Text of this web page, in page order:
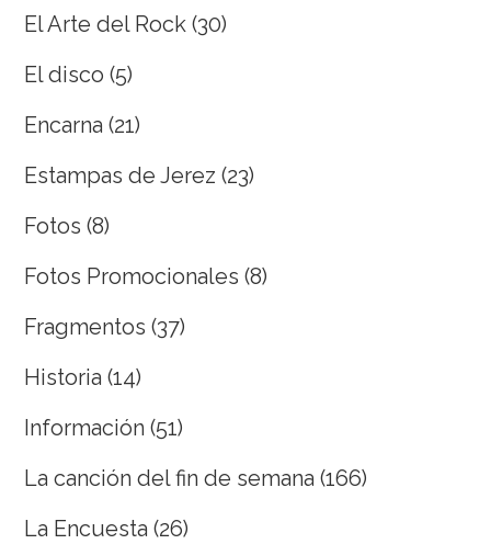
El Arte del Rock (30)
El disco (5)
Encarna (21)
Estampas de Jerez (23)
Fotos (8)
Fotos Promocionales (8)
Fragmentos (37)
Historia (14)
Información (51)
La canción del fin de semana (166)
La Encuesta (26)